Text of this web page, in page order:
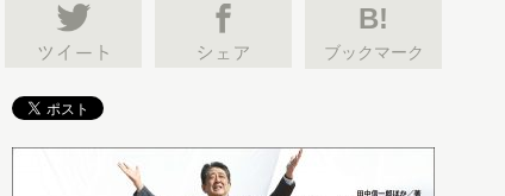
B!
ブックマーク